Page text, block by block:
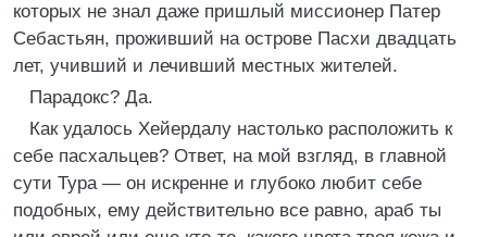
которых не знал даже пришлый миссионер Патер
Себастьян, проживший на острове Пасхи двадцать
лет, учивший и лечивший местных жителей.
Парадокс? Да.
Как удалось Хейердалу настолько расположить к
себе пасхальцев? Ответ, на мой взгляд, в главной
сути Тура — он искренне и глубоко любит себе
подобных, ему действительно все равно, араб ты